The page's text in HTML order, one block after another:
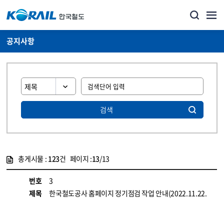
공지사항
검색
총게시물 : 123건 페이지 :13/13
번호
3
제목
한국철도공사 홈페이지 정기점검 작업 안내(2022.11.22.